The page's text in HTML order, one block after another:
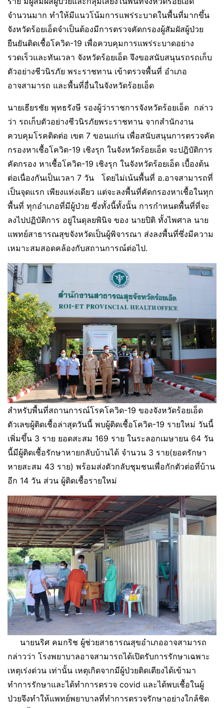
จำนวนมาก ทำให้มีแนวโน้มการแพร่ระบาดในพื้นที่มากขึ้น
จังหวัดร้อยเอ็ดจำเป็นต้องมีการตรวจคัดกรองผู้สัมผัสผู้ป่วย
ยืนยันติดเชื้อโควิด-19 เพื่อควบคุมการแพร่ระบาดอย่าง
รวดเร็วและทันเวลา จังหวัดร้อยเอ็ด จึงขอสนับสนุนรถรถเก็บ
ตัวอย่างชีวนิรภัย พระราชทาน เข้าตรวจพื้นที่ อำเภอ
อาจสามารถ และพื้นที่อื่นในจังหวัดร้อยเอ็ด
นายเธียรชัย พุทธรังษี รองผู้ว่าราชการจังหวัดร้อยเอ็ด กล่าว
ว่า รถเก็บตัวอย่างชีวนิรภัยพระราชทาน จากสำนักงาน
ควบคุมโรคติดต่อ เขต 7 ขอนแก่น เพื่อสนับสนุนการตรวจคัด
กรองหาเชื้อโควิด-19 เชิงรุก ในจังหวัดร้อยเอ็ด จะปฎิบัติการ
คัดกรอง หาเชื้อโควิด-19 เชิงรุก ในจังหวัดร้อยเอ็ด เบื้องต้น
ต่อเนื่องกันเป็นเวลา 7 วัน โดยไม่เน้นพื้นที่ อ.อาจสามารถที่
เป็นจุดแรก เพียงแห่งเดียว แต่จะลงพื้นที่คัดกรองหาเชื้อในทุก
พื้นที่ ทุกอำเภอที่มีผู้ป่วย ซึ่งทั้งนี้ทั้งนั้น การกำหนดพื้นที่ที่จะ
ลงไปปฏิบัติการ อยู่ในดุลยพินิจ ของ นายปิติ ทั้งไพศาล นาย
แพทย์สาธารณสุขจังหวัดเป็นผู้พิจารณา ส่งลงพื้นที่ซึ่งมีความ
เหมาะสมสอดคล้องกับสถานการณ์ต่อไป.
สำหรับพื้นที่สถานการณ์โรคโควิด-19 ของจังหวัดร้อยเอ็ด
ตัวเลขผู้ติดเชื้อล่าสุดวันนี้ พบผู้ติดเชื้อโควิด-19 รายใหม่ วันนี้
เพิ่มขึ้น 3 ราย ยอดสะสม 169 ราย ในระลอกเมษายน 64 วัน
นี้มีผู้ติดเชื้อรักษาหายกลับบ้านได้ จำนวน 3 ราย(ยอดรักษา
หายสะสม 43 ราย) พร้อมส่งตัวกลับชุมชนเพื่อกักตัวต่อที่บ้าน
อีก 14 วัน ส่วน ผู้ติดเชื้อรายใหม่
นายนริศ คมกริช ผู้ช่วยสาธารณสุขอำเภออาจสามารถ
กล่าวว่า โรงพยาบาลอาจสามารถได้เปิดรับการรักษาเฉพาะ
เหตุเร่งด่วน เท่านั้น เหตุเกิดจากมีผู้ป่วยติดเตียงได้เข้ามา
ทำการรักษาและได้ทำการตรวจ covid และได้พบเชื้อในผู้
ป่วยจึงทำให้แพทย์พยาบาลที่ทำการตรวจรักษาอย่างใกล้ชิด